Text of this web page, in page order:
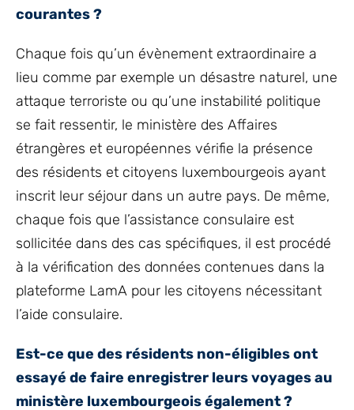
courantes ?
Chaque fois qu’un évènement extraordinaire a
lieu comme par exemple un désastre naturel, une
attaque terroriste ou qu’une instabilité politique
se fait ressentir, le ministère des Affaires
étrangères et européennes vérifie la présence
des résidents et citoyens luxembourgeois ayant
inscrit leur séjour dans un autre pays. De même,
chaque fois que l’assistance consulaire est
sollicitée dans des cas spécifiques, il est procédé
à la vérification des données contenues dans la
plateforme LamA pour les citoyens nécessitant
l’aide consulaire.
Est-ce que des résidents non-éligibles ont
essayé de faire enregistrer leurs voyages au
ministère luxembourgeois également ?